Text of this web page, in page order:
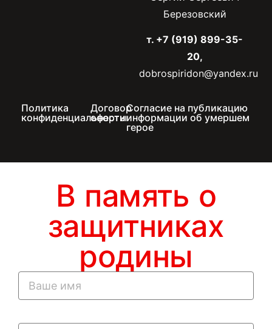
Березовский
т. +7 (919) 899-35-
20,
dobrospiridon@yandex.ru
Политика
конфиденциальности
Договор
оферты
Согласие на публикацию
информации об умершем
герое
В память о
защитниках
родины